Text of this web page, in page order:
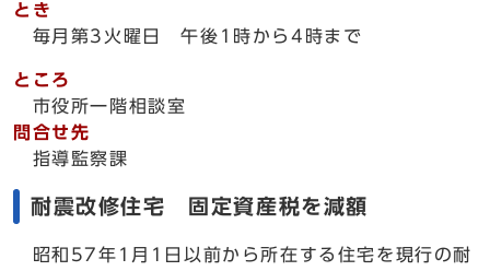
とき
毎月第3火曜日 午後1時から4時まで
ところ
市役所一階相談室
問合せ先
指導監察課
耐震改修住宅 固定資産税を減額
昭和57年1月1日以前から所在する住宅を現行の耐